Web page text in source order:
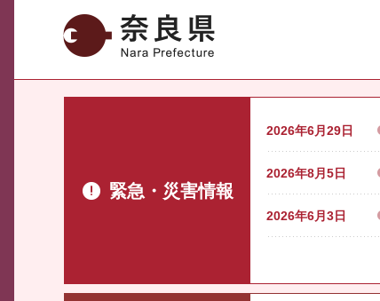
奈良県
緊急・災害情報
2026年6月29日
2026年8月5日
2026年6月3日